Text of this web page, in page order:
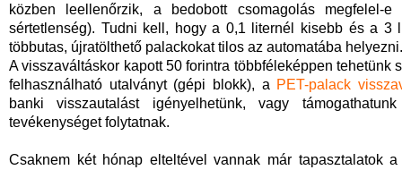
közben leellenőrzik, a bedobott csomagolás megfelel-e
sértetlenség). Tudni kell, hogy a 0,1 liternél kisebb és a 3
többutas, újratölthető palackokat tilos az automatába helyezni.
A visszaváltáskor kapott 50 forintra többféleképpen
felhasználható utalványt (gépi blokk), a PET-palack
banki visszautalást igényelhetünk, vagy
tevékenységet folytatnak.
Csaknem két hónap elteltével vannak már tapasztalatok